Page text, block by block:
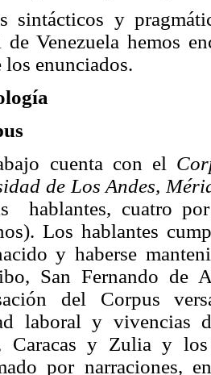
sintácticos y
de Venezuela hemos
los enunciados.
cuenta con el
de Los Andes,
hablantes, cuatro
Los hablantes
y haberse
San Fernando de
del Corpus
laboral y vivencias
Caracas y Zulia y
por narraciones,